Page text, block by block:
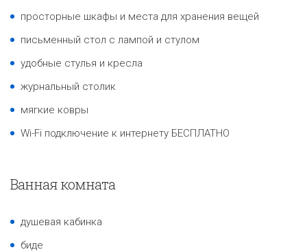
просторные шкафы и места для хранения вещей
письменный стол с лампой и стулом
удобные стулья и кресла
журнальный столик
мягкие ковры
Wi-Fi подключение к интернету БЕСПЛАТНО
Ванная комната
душевая кабинка
биде